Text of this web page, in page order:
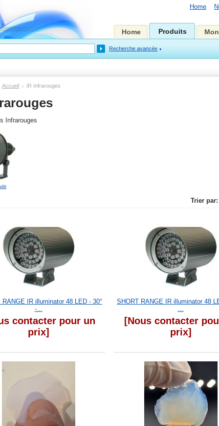
Home
Home Produits
Recherche avancée
Accueil IR Infrarouges
Infrarouges
Trier par:
RANGE IR illuminator 48 LED - 30°
-...
contacter pour un
prix]
SHORT RANGE IR illuminator 48
...
[Nous contacter
prix]